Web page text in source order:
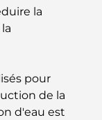
: Ma
à Dubaï : le
la
pour
de la
d'eau est